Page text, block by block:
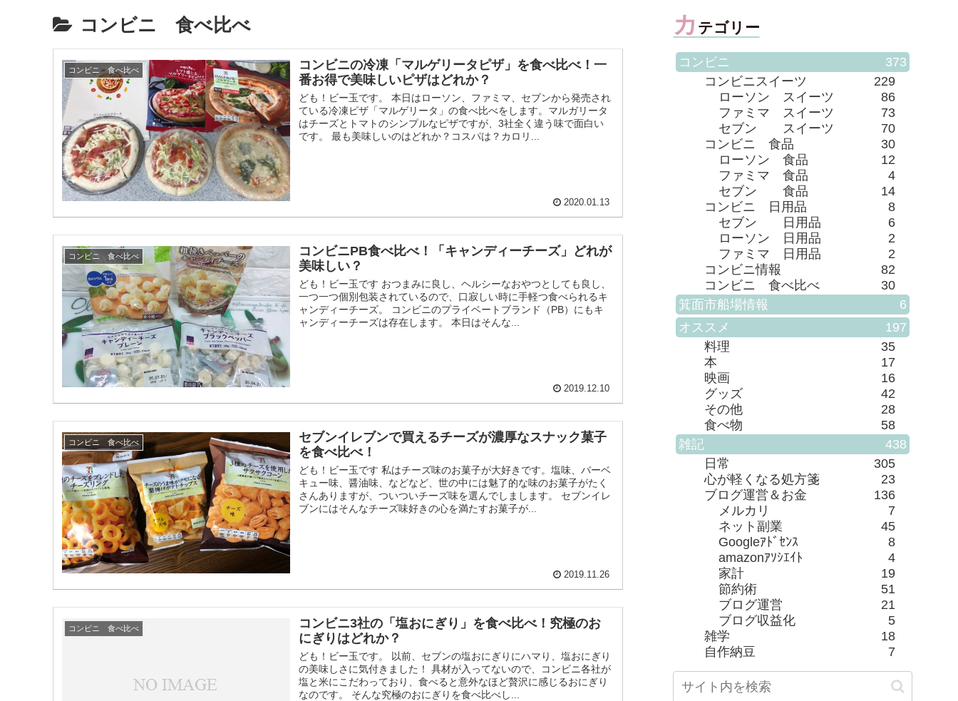
コンビニ 食べ比べ
コンビニ 食べ比べ
コンビニの冷凍「マルゲリータピザ」を食べ比べ！一
番お得で美味しいピザはどれか？
ども！ビー玉です。 本日はローソン、ファミマ、セブンから発売され
ている冷凍ピザ「マルゲリータ」の食べ比べをします。マルガリータ
はチーズとトマトのシンプルなピザですが、3社全く違う味で面白い
です。 最も美味しいのはどれか？コスパは？カロリ...
2020.01.13
コンビニ 食べ比べ
コンビニPB食べ比べ！「キャンディーチーズ」どれが
美味しい？
ども！ビー玉です おつまみに良し、ヘルシーなおやつとしても良し、
一つ一つ個別包装されているので、口寂しい時に手軽つ食べられるキ
ャンディーチーズ。 コンビニのプライベートブランド（PB）にもキ
ャンディーチーズは存在します。 本日はそんな...
2019.12.10
コンビニ 食べ比べ
セブンイレブンで買えるチーズが濃厚なスナック菓子
を食べ比べ！
ども！ビー玉です 私はチーズ味のお菓子が大好きです。塩味、バーベ
キュー味、醤油味、などなど、世の中には魅了的な味のお菓子がたく
さんありますが、ついついチーズ味を選んでしまします。 セブンイレ
ブンにはそんなチーズ味好きの心を満たすお菓子が...
2019.11.26
コンビニ 食べ比べ
コンビニ3社の「塩おにぎり」を食べ比べ！究極のお
にぎりはどれか？
ども！ビー玉です。 以前、セブンの塩おにぎりにハマり、塩おにぎり
の美味しさに気付きました！ 具材が入ってないので、コンビニ各社が
塩と米にこだわっており、食べると意外なほど贅沢に感じるおにぎり
なのです。 そんな究極のおにぎりを食べ比べし...
カ テゴリー
コンビニ
373
コンビニスイーツ
229
ローソン スイーツ
86
ファミマ スイーツ
73
セブン スイーツ
70
コンビニ 食品
30
ローソン 食品
12
ファミマ 食品
4
セブン 食品
14
コンビニ 日用品
8
セブン 日用品
6
ローソン 日用品
2
ファミマ 日用品
2
コンビニ情報
82
コンビニ 食べ比べ
30
箕面市船場情報
6
オススメ
197
料理
35
本
17
映画
16
グッズ
42
その他
28
食べ物
58
雑記
438
日常
305
心が軽くなる処方箋
23
ブログ運営＆お金
136
メルカリ
7
ネット副業
45
Googleｱﾄﾞｾﾝｽ
8
amazonｱｿｼｴｲﾄ
4
家計
19
節約術
51
ブログ運営
21
ブログ収益化
5
雑学
18
自作納豆
7